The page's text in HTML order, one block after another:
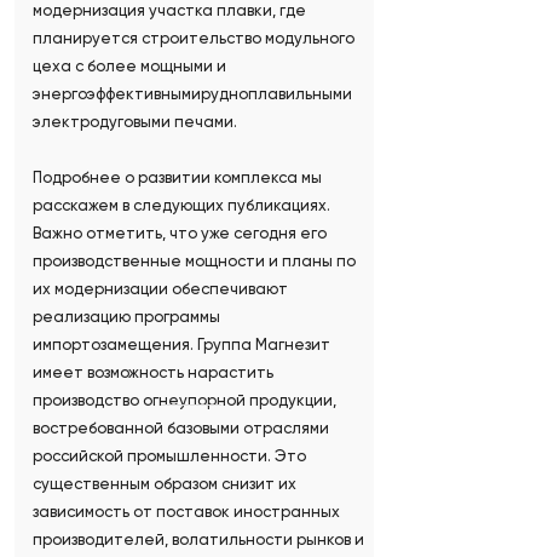
модернизация участка плавки, где
планируется строительство модульного
цеха с более мощными и
энергоэффективнымирудноплавильными
электродуговыми печами.
Подробнее о развитии комплекса мы
расскажем в следующих публикациях.
Важно отметить, что уже сегодня его
производственные мощности и планы по
их модернизации обеспечивают
реализацию программы
импортозамещения. Группа Магнезит
имеет возможность нарастить
производство огнеупорной продукции,
востребованной базовыми отраслями
российской промышленности. Это
существенным образом снизит их
зависимость от поставок иностранных
производителей, волатильности рынков и